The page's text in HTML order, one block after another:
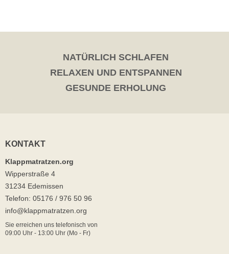
NATÜRLICH SCHLAFEN
RELAXEN UND ENTSPANNEN
GESUNDE ERHOLUNG
KONTAKT
Klappmatratzen.org
Wipperstraße 4
31234 Edemissen
Telefon: 05176 / 976 50 96
info@klappmatratzen.org
Sie erreichen uns telefonisch von
09:00 Uhr - 13:00 Uhr (Mo - Fr)